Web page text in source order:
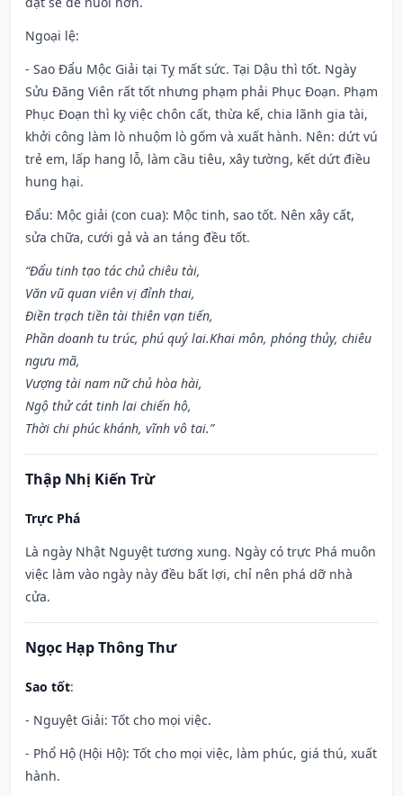
Ngoại lệ:
- Sao Đẩu Mộc Giải tại Tỵ mất sức. Tại Dậu thì tốt. Ngày
Sửu Đăng Viên rất tốt nhưng phạm phải Phục Đoạn. Phạm
Phục Đoạn thì kỵ việc chôn cất, thừa kế, chia lãnh gia tài,
khởi công làm lò nhuộm lò gốm và xuất hành. Nên: dứt vú
trẻ em, lấp hang lỗ, làm cầu tiêu, xây tường, kết dứt điều
hung hại.
Đẩu: Mộc giải (con cua): Mộc tinh, sao tốt. Nên xây cất,
sửa chữa, cưới gả và an táng đều tốt.
“Đẩu tinh tạo tác chủ chiêu tài,
Văn vũ quan viên vị đỉnh thai,
Điền trạch tiền tài thiên vạn tiến,
Phần doanh tu trúc, phú quý lai.Khai môn, phóng thủy, chiêu
ngưu mã,
Vượng tài nam nữ chủ hòa hài,
Ngộ thử cát tinh lai chiến hộ,
Thời chi phúc khánh, vĩnh vô tai.”
Thập Nhị Kiến Trừ
Trực Phá
Là ngày Nhật Nguyệt tương xung. Ngày có trực Phá muôn
việc làm vào ngày này đều bất lợi, chỉ nên phá dỡ nhà
cửa.
Ngọc Hạp Thông Thư
Sao tốt:
- Nguyệt Giải: Tốt cho mọi việc.
- Phổ Hộ (Hội Hộ): Tốt cho mọi việc, làm phúc, giá thú, xuất
hành.